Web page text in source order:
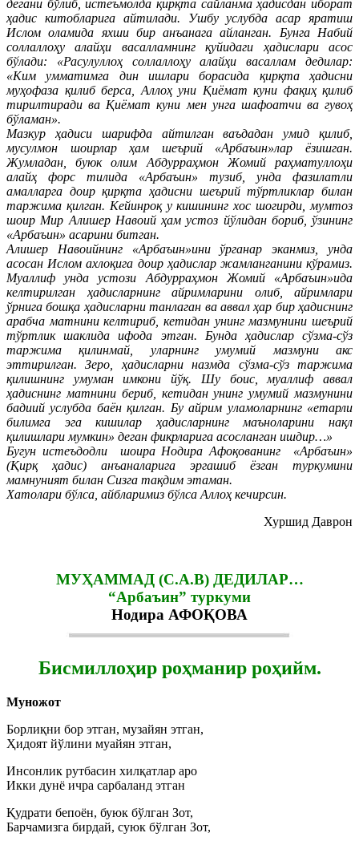
дегани бўлиб, истеъмолда қирқта сайланма ҳадисдан иборат
ҳадис китобларига айтилади. Ушбу услубда асар яратиш
Ислом оламида яхши бир анъанага айланган. Бунга Набий
соллаллоҳу алайҳи васалламнинг қуйидаги ҳадислари асос
бўлади: «Расулуллоҳ соллаллоҳу алайҳи васаллам дедилар:
«Ким умматимга дин ишлари борасида қирқта ҳадисни
муҳофаза қилиб берса, Аллоҳ уни Қиёмат куни фақиҳ қилиб
тирилтиради ва Қиёмат куни мен унга шафоатчи ва гувоҳ
бўламан».
Мазкур ҳадиси шарифда айтилган ваъдадан умид қилиб,
мусулмон шоирлар ҳам шеърий «Арбаъин»лар ёзишган.
Жумладан, буюк олим Абдурраҳмон Жомий раҳматуллоҳи
алайҳ форс тилида «Арбаъин» тузиб, унда фазилатли
амалларга доир қирқта ҳадисни шеърий тўртликлар билан
таржима қилган. Кейинроқ у кишининг хос шогирди, мумтоз
шоир Мир Алишер Навоий ҳам устоз йўлидан бориб, ўзининг
«Арбаъин» асарини битган.
Алишер Навоийнинг «Арбаъин»ини ўрганар эканмиз, унда
асосан Ислом ахлоқига доир ҳадислар жамланганини кўрамиз.
Муаллиф унда устози Абдурраҳмон Жомий «Арбаъин»ида
келтирилган ҳадисларнинг айримларини олиб, айримлари
ўрнига бошқа ҳадисларни танлаган ва аввал ҳар бир ҳадиснинг
арабча матнини келтириб, кетидан унинг мазмунини шеърий
тўртлик шаклида ифода этган. Бунда ҳадислар сўзма-сўз
таржима қилинмай, уларнинг умумий мазмуни акс
эттирилган. Зеро, ҳадисларни назмда сўзма-сўз таржима
қилишнинг умуман имкони йўқ. Шу боис, муаллиф аввал
ҳадиснинг матнини бериб, кетидан унинг умумий мазмунини
бадиий услубда баён қилган. Бу айрим уламоларнинг «етарли
билимга эга кишилар ҳадисларнинг маъноларини нақл
қилишлари мумкин» деган фикрларига асосланган ишдир…»
Бугун истеъдодли шоира Нодира Афоқованинг «Арбаъин»
(Қирқ ҳадис) анъаналарига эргашиб ёзган туркумини
мамнуният билан Сизга тақдим этаман.
Хатолари бўлса, айбларимиз бўлса Аллоҳ кечирсин.
Хуршид Даврон
МУҲАММАД (С.А.В) ДЕДИЛАР…
“Арбаъин” туркуми
Нодира АФОҚОВА
Бисмиллоҳир роҳманир роҳийм.
Муножот
Борлиқни бор этган, музайян этган,
Ҳидоят йўлини муайян этган,
Инсонлик рутбасин хилқатлар аро
Икки дунё ичра сарбаланд этган
Қудрати бепоён, буюк бўлган Зот,
Барчамизга бирдай, суюк бўлган Зот,